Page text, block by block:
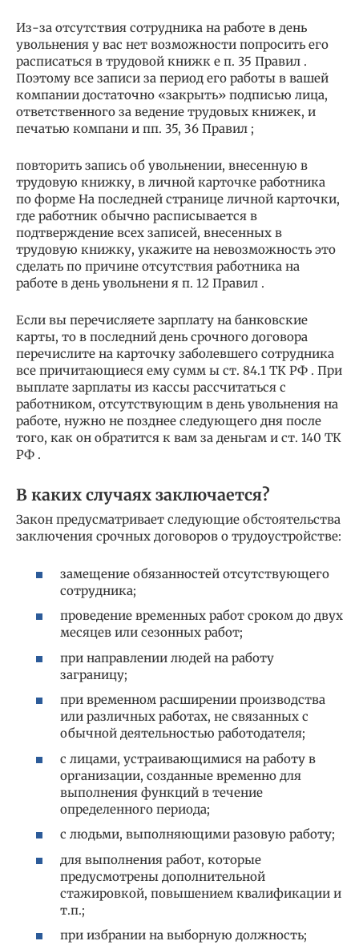
Из-за отсутствия сотрудника на работе в день
увольнения у вас нет возможности попросить его
расписаться в трудовой книжк е п. 35 Правил .
Поэтому все записи за период его работы в вашей
компании достаточно «закрыть» подписью лица,
ответственного за ведение трудовых книжек, и
печатью компани и пп. 35, 36 Правил ;
повторить запись об увольнении, внесенную в
трудовую книжку, в личной карточке работника
по форме На последней странице личной карточки,
где работник обычно расписывается в
подтверждение всех записей, внесенных в
трудовую книжку, укажите на невозможность это
сделать по причине отсутствия работника на
работе в день увольнени я п. 12 Правил .
Если вы перечисляете зарплату на банковские
карты, то в последний день срочного договора
перечислите на карточку заболевшего сотрудника
все причитающиеся ему сумм ы ст. 84.1 ТК РФ . При
выплате зарплаты из кассы рассчитаться с
работником, отсутствующим в день увольнения на
работе, нужно не позднее следующего дня после
того, как он обратится к вам за деньгам и ст. 140 ТК
РФ .
В каких случаях заключается?
Закон предусматривает следующие обстоятельства
заключения срочных договоров о трудоустройстве:
замещение обязанностей отсутствующего
сотрудника;
проведение временных работ сроком до двух
месяцев или сезонных работ;
при направлении людей на работу
заграницу;
при временном расширении производства
или различных работах, не связанных с
обычной деятельностью работодателя;
с лицами, устраивающимися на работу в
организации, созданные временно для
выполнения функций в течение
определенного периода;
с людьми, выполняющими разовую работу;
для выполнения работ, которые
предусмотрены дополнительной
стажировкой, повышением квалификации и
т.п.;
при избрании на выборную должность;